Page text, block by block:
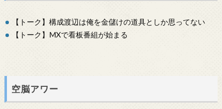
【トーク】構成渡辺は俺を金儲けの道具としか思ってない
【トーク】MXで看板番組が始まる
空脳アワー